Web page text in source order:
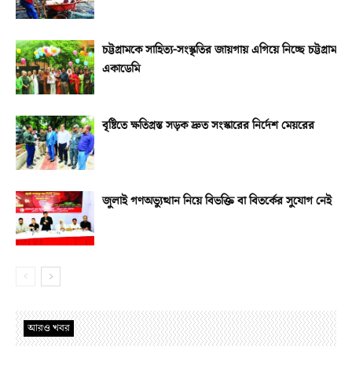
চট্টগ্রামকে সাহিত্য-সংস্কৃতির জায়গায় এগিয়ে নিচ্ছে চট্টগ্রাম
একাডেমি
বৃষ্টিতে ক্ষতিগ্রস্ত সড়ক দ্রুত সংস্কারের নির্দেশ মেয়রের
জুলাই গণঅভ্যুত্থান নিয়ে বিভক্তি বা বিতর্কের সুযোগ নেই
আরও খবর